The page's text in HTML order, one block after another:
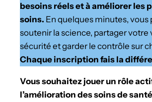
besoins réels et à améliorer les
soins. En quelques minutes, vous
soutenir la science, partager votre
sécurité et garder le contrôle sur
Chaque inscription fais la
Vous souhaitez jouer un rôle
l’amélioration des soins de